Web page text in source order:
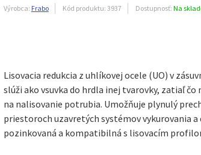
Výrobca: Frabo Kód produktu: 3937 Dostupnosť: Na
Lisovacia redukcia z uhlíkovej ocele (UO) v
slúži ako vsuvka do hrdla inej tvarovky, zatiaľ
na nalisovanie potrubia. Umožňuje plynulý
priestoroch uzavretých systémov vykurovania a
pozinkovaná a kompatibilná s lisovacím